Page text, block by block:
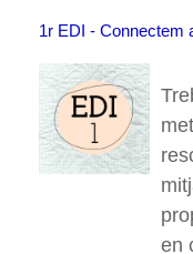
1r EDI - Connectem
en